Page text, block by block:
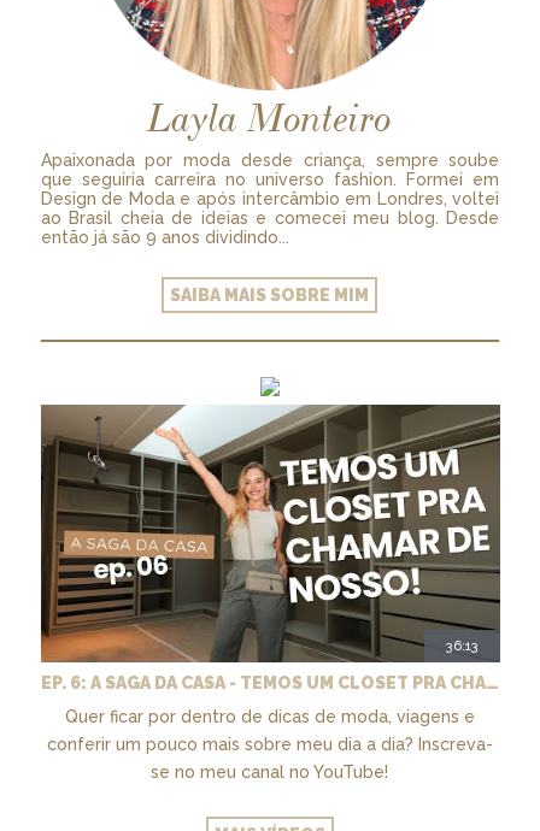
Layla Monteiro
Apaixonada por moda desde criança, sempre soube
que seguiria carreira no universo fashion. Formei em
Design de Moda e após intercâmbio em Londres, voltei
ao Brasil cheia de ideias e comecei meu blog. Desde
então já são 9 anos dividindo...
SAIBA MAIS SOBRE MIM
36:13
EP. 6: A SAGA DA CASA - TEMOS UM CLOSET PRA CHAMAR DE NOSSO + MARCENARIA E PAISAGISMO
Quer ficar por dentro de dicas de moda, viagens e
conferir um pouco mais sobre meu dia a dia? Inscreva-
se no meu canal no YouTube!